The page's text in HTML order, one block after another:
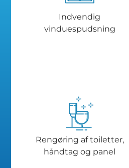
Indvendig
vinduespudsning
Rengøring af toiletter,
håndtag og panel